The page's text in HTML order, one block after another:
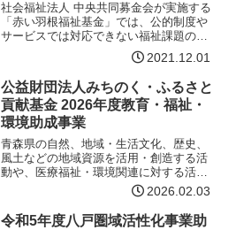
社会福祉法人 中央共同募金会が実施する
「赤い羽根福祉基金」では、公的制度や
サービスでは対応できない福祉課題の解
決に向けて、先駆的、モデル的で、今後
全国または広域的な広がりが期待できる
事業・活動に助成を行っています。この
たび本基金では、下記の…【詳細はコチ
ラ】
2021.12.01
公益財団法人みちのく・ふるさと
貢献基金 2026年度教育・福祉・
環境助成事業
青森県の自然、地域・生活文化、歴史、
風土などの地域資源を活用・創造する活
動や、医療福祉・環境関連に対する活動
に対して、必要な費用を助成します。助
成の主旨公益財団法人みちのく・ふるさ
と貢献基金は、地域の発展、地域貢献に
2026.02.03
令和5年度八戸圏域活性化事業助